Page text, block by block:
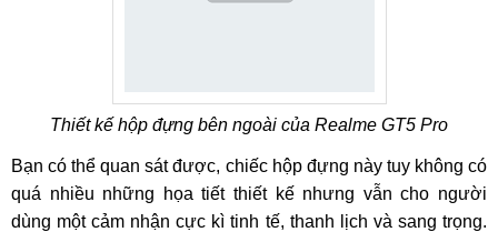
Thiết kế hộp đựng bên ngoài của Realme GT5 Pro
Bạn có thể quan sát được, chiếc hộp đựng này tuy không có
quá nhiều những họa tiết thiết kế nhưng vẫn cho người
dùng một cảm nhận cực kì tinh tế, thanh lịch và sang trọng.